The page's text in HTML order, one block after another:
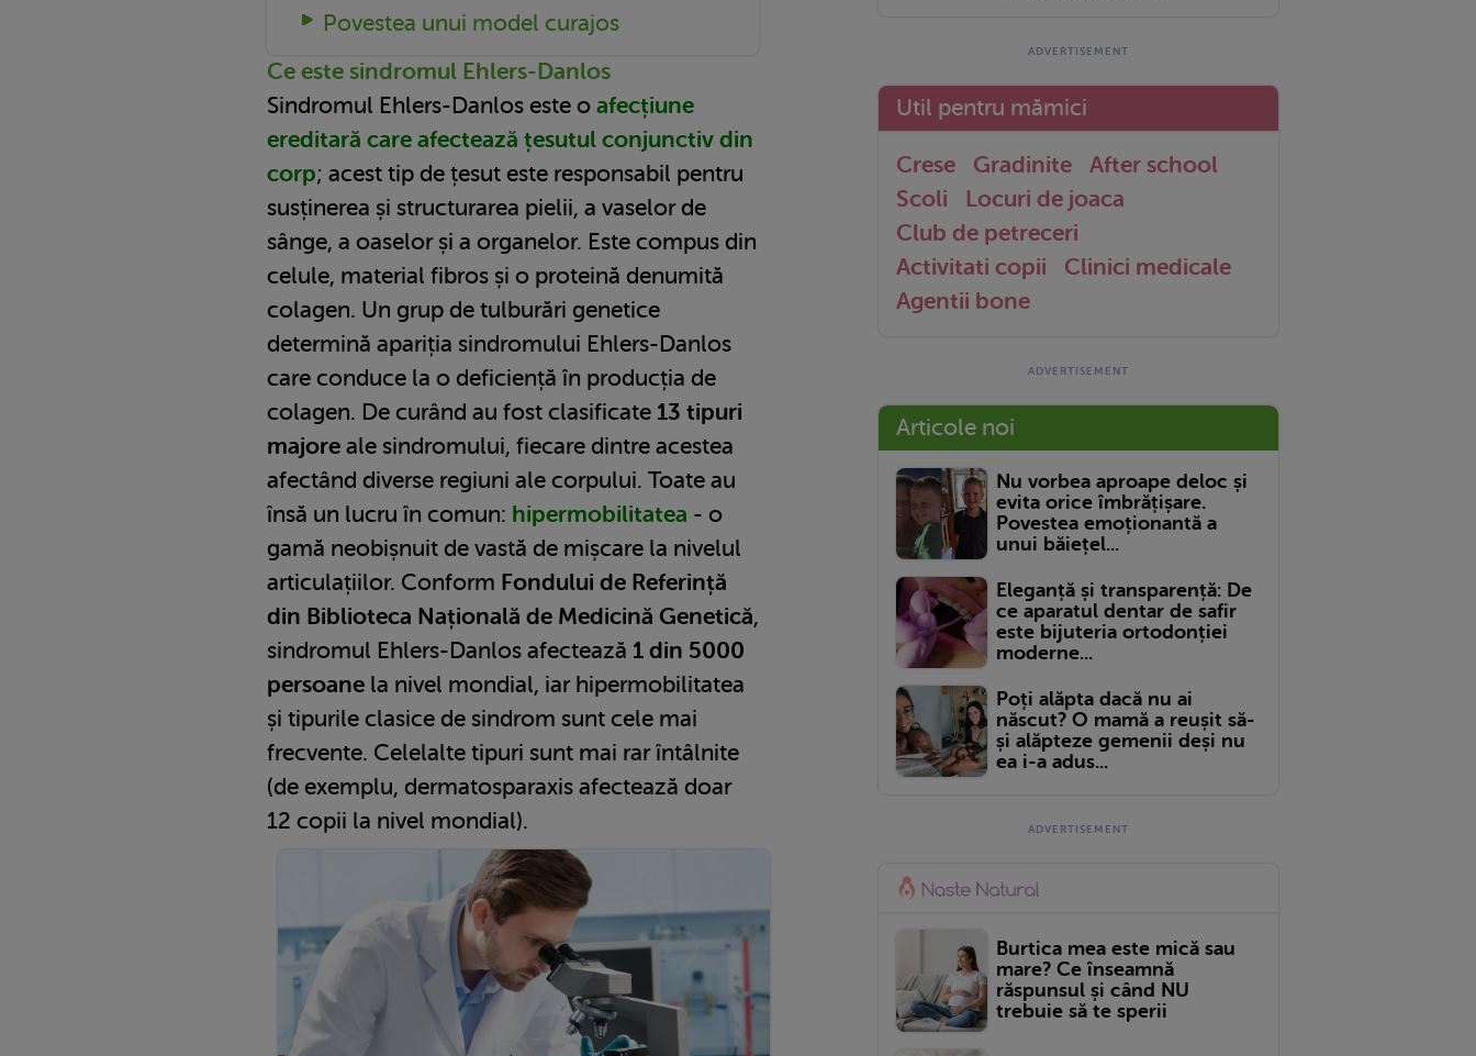
Povestea unui model curajos
Ce este sindromul Ehlers-Danlos
Sindromul Ehlers-Danlos este o afecțiune
ereditară care afectează țesutul conjunctiv din
corp; acest tip de țesut este responsabil pentru
susținerea și structurarea pielii, a vaselor de
sânge, a oaselor și a organelor. Este compus din
celule, material fibros și o proteină denumită
colagen. Un grup de tulburări genetice
determină apariția sindromului Ehlers-Danlos
care conduce la o deficiență în producția de
colagen. De curând au fost clasificate 13 tipuri
majore ale sindromului, fiecare dintre acestea
afectând diverse regiuni ale corpului. Toate au
însă un lucru în comun: hipermobilitatea - o
gamă neobișnuit de vastă de mișcare la nivelul
articulațiilor. Conform Fondului de Referință
din Biblioteca Națională de Medicină Genetică,
sindromul Ehlers-Danlos afectează 1 din 5000
persoane la nivel mondial, iar hipermobilitatea
și tipurile clasice de sindrom sunt cele mai
frecvente. Celelalte tipuri sunt mai rar întâlnite
(de exemplu, dermatosparaxis afectează doar
12 copii la nivel mondial).
Util pentru mămici
Crese Gradinite
After school
Scoli
Locuri de joaca
Club de petreceri
Activitati copii
Clinici medicale
Agentii bone
Articole noi
Nu vorbea aproape deloc și
evita orice îmbrățișare.
Povestea emoționantă a
unui băiețel...
Eleganță și transparență: De
ce aparatul dentar de safir
este bijuteria ortodonției
moderne...
Poți alăpta dacă nu ai
născut? O mamă a reușit să-
și alăpteze gemenii deși nu
ea i-a adus...
Burtica mea este mică sau
mare? Ce înseamnă
răspunsul și când NU
trebuie să te sperii